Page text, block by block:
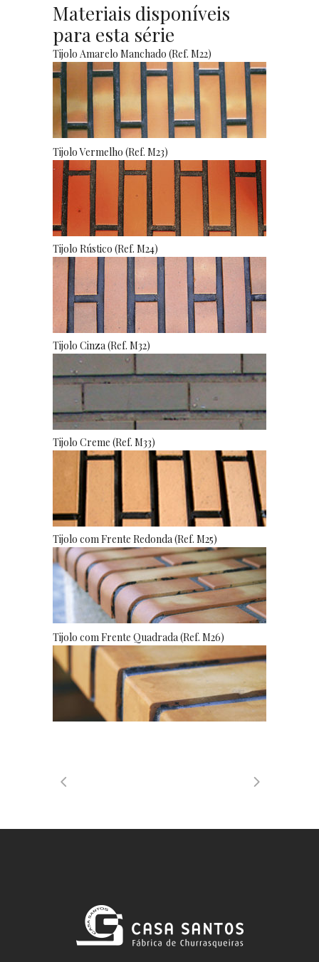
Materiais disponíveis
para esta série
Tijolo Amarelo Manchado (Ref. M22)
Tijolo Vermelho (Ref. M23)
Tijolo Rústico (Ref. M24)
Tijolo Cinza (Ref. M32)
Tijolo Creme (Ref. M33)
Tijolo com Frente Redonda (Ref. M25)
Tijolo com Frente Quadrada (Ref. M26)